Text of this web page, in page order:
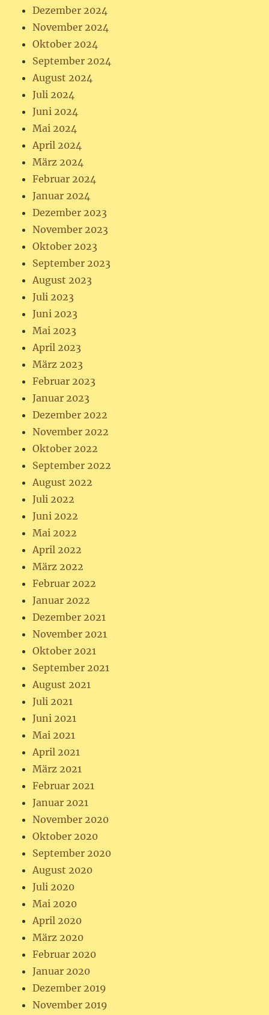
Dezember 2024
November 2024
Oktober 2024
September 2024
August 2024
Juli 2024
Juni 2024
Mai 2024
April 2024
März 2024
Februar 2024
Januar 2024
Dezember 2023
November 2023
Oktober 2023
September 2023
August 2023
Juli 2023
Juni 2023
Mai 2023
April 2023
März 2023
Februar 2023
Januar 2023
Dezember 2022
November 2022
Oktober 2022
September 2022
August 2022
Juli 2022
Juni 2022
Mai 2022
April 2022
März 2022
Februar 2022
Januar 2022
Dezember 2021
November 2021
Oktober 2021
September 2021
August 2021
Juli 2021
Juni 2021
Mai 2021
April 2021
März 2021
Februar 2021
Januar 2021
November 2020
Oktober 2020
September 2020
August 2020
Juli 2020
Mai 2020
April 2020
März 2020
Februar 2020
Januar 2020
Dezember 2019
November 2019